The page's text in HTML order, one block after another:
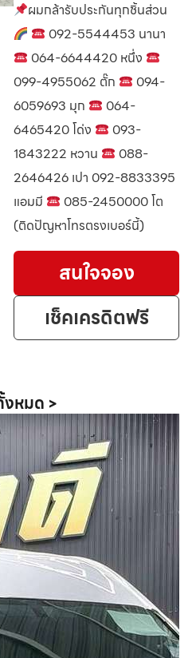
ผมกล้ารับประกันทุกชิ้นส่วน
092-5544453 นานา
064-6644420 หนึ่ง
099-4955062 ตั๊ก
094-
6059693 มุก
064-
6465420 โด่ง
093-
1843222 หวาน
088-
2646426 เปา 092-8833395
แอมมี
085-2450000 โต
(ติดปัญหาโทรตรงเบอร์นี้)
สนใจจอง
เช็คเครดิตฟรี
หมด >